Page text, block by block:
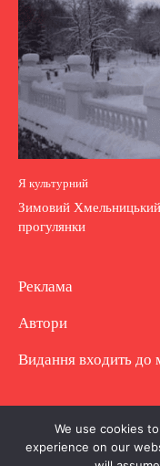
Я культурний
Зимовий
прогулянки
Реклама
Автори
Видання входить до
Copyright © Повне
заборонено.
We use cookies
experience on our